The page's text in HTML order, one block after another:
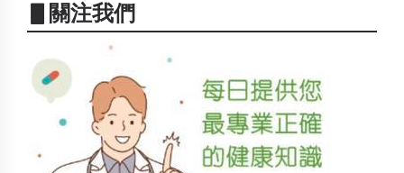
▋關注我們